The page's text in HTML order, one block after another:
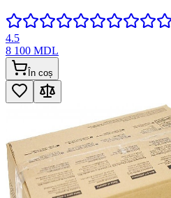
4.5
8 100 MDL
În coș